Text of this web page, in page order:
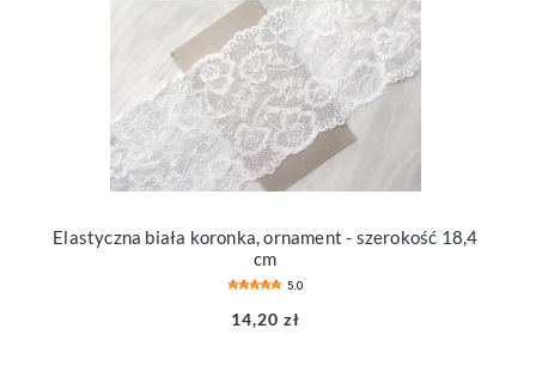
Elastyczna biała koronka, ornament - szerokość 18,4
cm
5.0
14,20 zł